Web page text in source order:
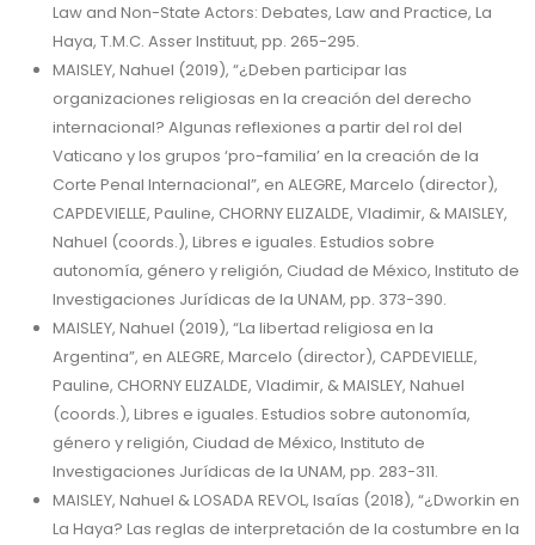
Law and Non-State Actors: Debates, Law and Practice, La
Haya, T.M.C. Asser Instituut, pp. 265-295.
MAISLEY, Nahuel (2019), “¿Deben participar las
organizaciones religiosas en la creación del derecho
internacional? Algunas reflexiones a partir del rol del
Vaticano y los grupos ‘pro-familia’ en la creación de la
Corte Penal Internacional”, en ALEGRE, Marcelo (director),
CAPDEVIELLE, Pauline, CHORNY ELIZALDE, Vladimir, & MAISLEY,
Nahuel (coords.), Libres e iguales. Estudios sobre
autonomía, género y religión, Ciudad de México, Instituto de
Investigaciones Jurídicas de la UNAM, pp. 373-390.
MAISLEY, Nahuel (2019), “La libertad religiosa en la
Argentina”, en ALEGRE, Marcelo (director), CAPDEVIELLE,
Pauline, CHORNY ELIZALDE, Vladimir, & MAISLEY, Nahuel
(coords.), Libres e iguales. Estudios sobre autonomía,
género y religión, Ciudad de México, Instituto de
Investigaciones Jurídicas de la UNAM, pp. 283-311.
MAISLEY, Nahuel & LOSADA REVOL, Isaías (2018), “¿Dworkin en
La Haya? Las reglas de interpretación de la costumbre en la